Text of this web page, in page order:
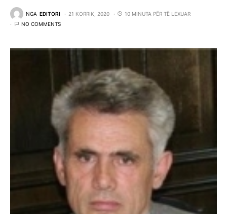
NGA EDITORI 21 KORRIK, 2020
10 MINUTA PËR TË LEXUAR
NO COMMENTS